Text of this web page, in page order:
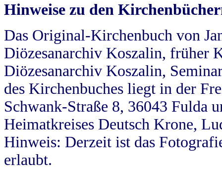
Hinweise zu den
Das Original-Kirchenbuch von
Diözesanarchiv Koszalin, früher
Diözesanarchiv Koszalin,
des Kirchenbuches liegt in der
Schwank-Straße 8, 36043 Fulda
Heimatkreises Deutsch Krone,
Hinweis: Derzeit ist das
erlaubt.